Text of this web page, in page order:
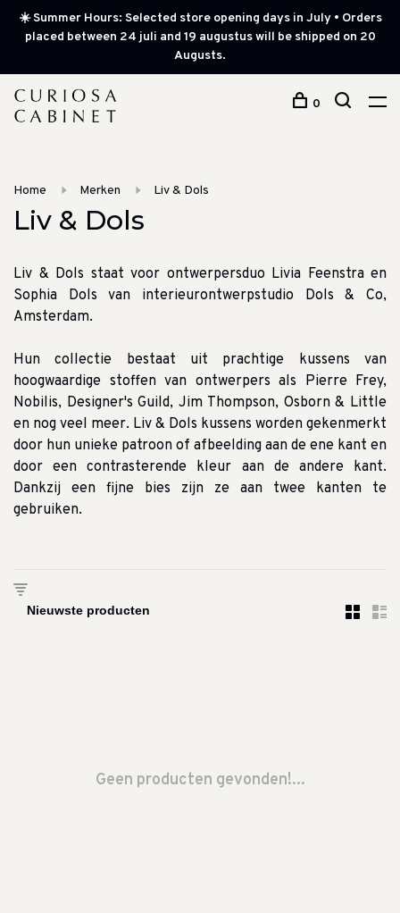
☀️ Summer Hours: Selected store opening days in July • Orders
placed between 24 juli and 19 augustus will be shipped on 20
Augusts.
0
Home Merken Liv & Dols
Liv & Dols
Liv & Dols staat voor ontwerpersduo Livia Feenstra en
Sophia Dols van interieurontwerpstudio Dols & Co,
Amsterdam.
Hun collectie bestaat uit prachtige kussens van
hoogwaardige stoffen van ontwerpers als Pierre Frey,
Nobilis, Designer's Guild, Jim Thompson, Osborn & Little
en nog veel meer. Liv & Dols kussens worden gekenmerkt
door hun unieke patroon of afbeelding aan de ene kant en
door een contrasterende kleur aan de andere kant.
Dankzij een fijne bies zijn ze aan twee kanten te
gebruiken.
Geen producten gevonden!...